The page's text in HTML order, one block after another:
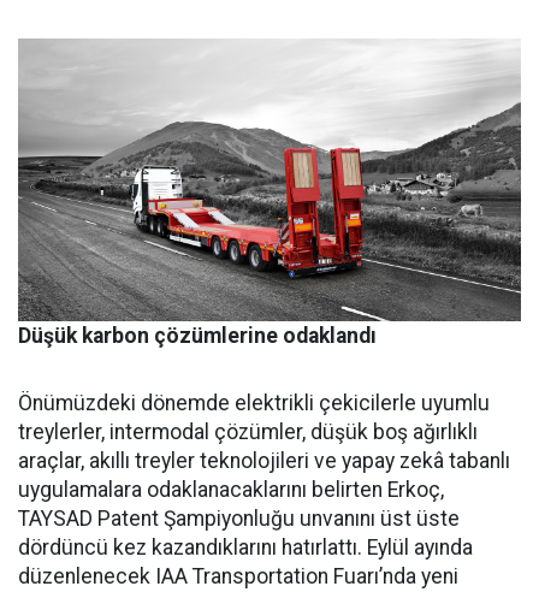
Düşük karbon çözümlerine odaklandı
Önümüzdeki dönemde elektrikli çekicilerle uyumlu
treylerler, intermodal çözümler, düşük boş ağırlıklı
araçlar, akıllı treyler teknolojileri ve yapay zekâ tabanlı
uygulamalara odaklanacaklarını belirten Erkoç,
TAYSAD Patent Şampiyonluğu unvanını üst üste
dördüncü kez kazandıklarını hatırlattı. Eylül ayında
düzenlenecek IAA Transportation Fuarı’nda yeni